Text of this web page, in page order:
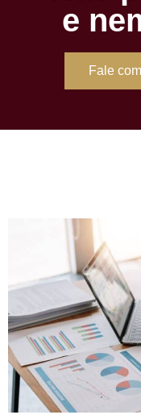
e
Fale